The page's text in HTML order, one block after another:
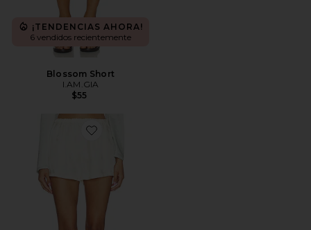
¡TENDENCIAS AHORA!
6 vendidos recientemente
Blossom Short
I.AM.GIA
$55
Favorite SHORT FLUIDO TIPO SLIP